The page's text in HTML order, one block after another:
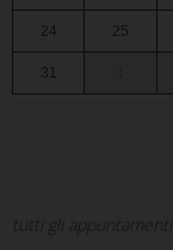
24 25
31
tutti gli appuntamenti...